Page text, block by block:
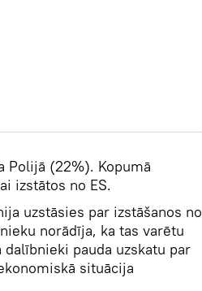
Polijā (22%). Kopumā
izstātos no ES.
uzstāsies par izstāšanos no
norādīja, ka tas varētu
pauda uzskatu par
situācija